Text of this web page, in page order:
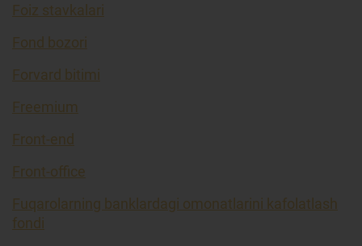
Foiz stavkalari
Fond bozori
Forvard bitimi
Freemium
Front-end
Front-office
Fuqarolarning banklardagi omonatlarini kafolatlash
fondi